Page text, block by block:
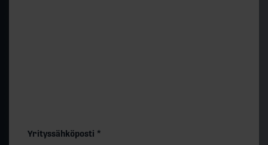
Yrityssähköposti *